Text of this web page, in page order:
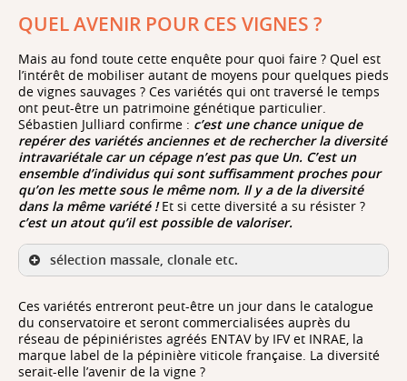
QUEL AVENIR POUR CES VIGNES ?
Mais au fond toute cette enquête pour quoi faire ? Quel est
l’intérêt de mobiliser autant de moyens pour quelques pieds
de vignes sauvages ? Ces variétés qui ont traversé le temps
ont peut-être un patrimoine génétique particulier.
Sébastien Julliard confirme : c’estune chance unique de
repérer des variétés anciennes et de rechercher la diversité
intravariétale car un cépage n’est pas que Un. C’est un
ensemble d’individus qui sont suffisamment proches pour
qu’on les mette sous le même nom. Il y a de la diversité
dans la même variété !Et si cette diversité a su résister ?
c’est un atout qu’il est possible de valoriser.
sélection massale, clonale etc.
je multiplie cette diversité en
mélange
dans cette diversité il y a un individu qui me
plait, je prends cet individu et je le multiplie à
l'identique avec des conditions sanitaires optimales.
Ces variétés entreront peut-être un jour dans le catalogue
du conservatoire et seront commercialisées auprès du
réseau de pépiniéristes agréés ENTAV by IFV et INRAE, la
marque label de la pépinière viticole française. La diversité
serait-elle l’avenir de la vigne ?